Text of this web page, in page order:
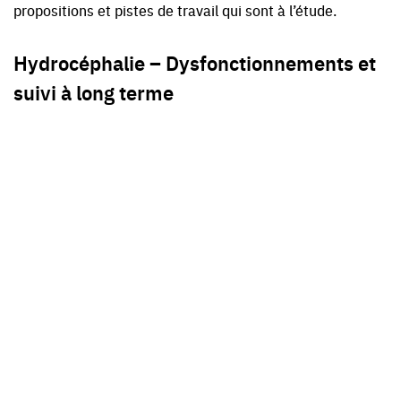
propositions et pistes de travail qui sont à l’étude.
Hydrocéphalie – Dysfonctionnements et
suivi à long terme